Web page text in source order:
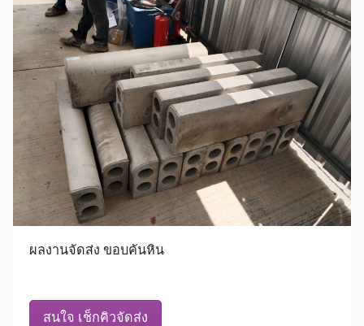
ผลงานจัดส่ง ขอบคันหิน
สนใจ เช็กคิวจัดส่ง